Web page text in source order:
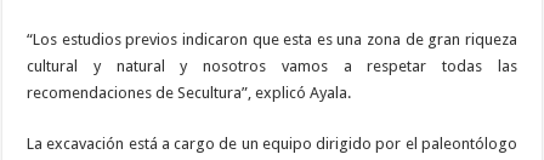
“Los estudios previos indicaron que esta es una zona de gran riqueza
cultural y natural y nosotros vamos a respetar todas las
recomendaciones de Secultura”, explicó Ayala.
La excavación está a cargo de un equipo dirigido por el paleontólogo